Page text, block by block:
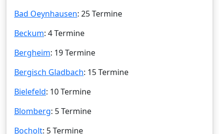
Bad Oeynhausen: 25 Termine
Beckum: 4 Termine
Bergheim: 19 Termine
Bergisch Gladbach: 15 Termine
Bielefeld: 10 Termine
Blomberg: 5 Termine
Bocholt: 5 Termine